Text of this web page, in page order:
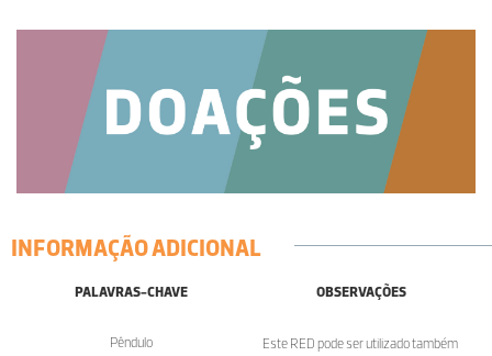
INFORMAÇÃO ADICIONAL
PALAVRAS-CHAVE
Pêndulo
OBSERVAÇÕES
Este RED pode ser utilizado também